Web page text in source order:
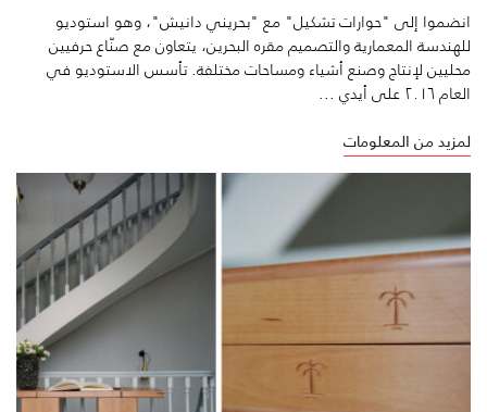
انضموا إلى "حوارات تشكيل" مع "بحريني دانيش"، وهو استوديو
للهندسة المعمارية والتصميم مقره البحرين، يتعاون مع صنّاع حرفيين
محليين لإنتاج وصنع أشياء ومساحات مختلفة. تأسس الاستوديو في
العام ٢٠١٦ على أيدي ...
لمزيد من المعلومات